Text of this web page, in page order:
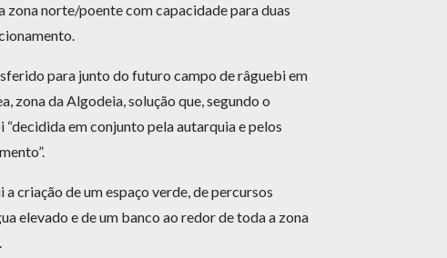
zona norte/poente com capacidade para duas
para junto do futuro campo de râguebi em
zona da Algodeia, solução que, segundo o
em conjunto pela autarquia e pelos
criação de um espaço verde, de percursos
elevado e de um banco ao redor de toda a zona